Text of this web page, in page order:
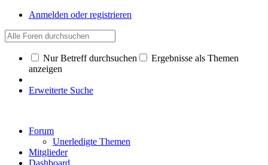
Anmelden oder registrieren
Nur Betreff durchsuchen
Ergebnisse als Themen
anzeigen
Erweiterte Suche
Forum
Unerledigte Themen
Mitglieder
Dashboard